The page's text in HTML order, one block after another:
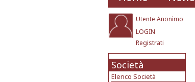
Utente Anonimo
LOGIN
Registrati
Società
Elenco Società